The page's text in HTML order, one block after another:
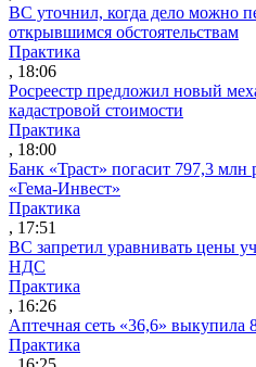
ВС уточнил, когда дело можно
открывшимся обстоятельствам
Практика
, 18:06
Росреестр предложил новый
кадастровой стоимости
Практика
, 18:00
Банк «Траст» погасит 797,3
«Гема-Инвест»
Практика
, 17:51
ВС запретил уравнивать цены
НДС
Практика
, 16:26
Аптечная сеть «36,6» выкупила
Практика